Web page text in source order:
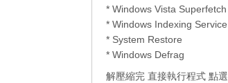
* Windows Vista Superfetch
* Windows Indexing Service
* System Restore
* Windows Defrag
解壓縮完 直接執行程式 點選